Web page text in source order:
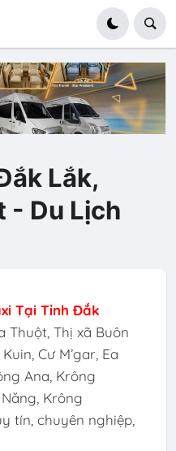
Lắk,
- Du Lịch
Tại Tỉnh Đắk
Thuột, Thị xã Buôn
Cư M’gar, Ea
Ana, Krông
Krông
tín, chuyên nghiệp,